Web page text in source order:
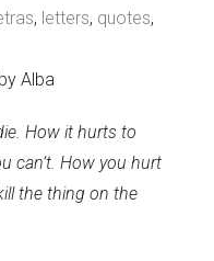
, letters, quotes,
by Alba
How it hurts to
can’t. How you hurt
the thing on the